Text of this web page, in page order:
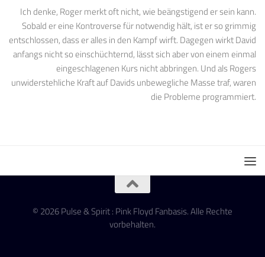
Ich denke, Roger merkt oft nicht, wie beängstigend er sein kann.
Sobald er eine Kontroverse für notwendig hält, ist er so grimmig
entschlossen, dass er alles in den Kampf wirft. Dagegen wirkt David
anfangs nicht so einschüchternd, lässt sich aber von einem einmal
eingeschlagenen Kurs nicht abbringen. Und als Rogers
unwiderstehliche Kraft auf Davids unbewegliche Masse traf, waren
die Probleme programmiert.
© 2026 Pulse & Spirit : Pink Floyd Fanbasis. Alle Rechte
vorbehalten.